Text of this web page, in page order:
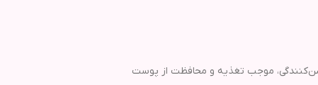
موجب تغذیه و محافظت از پوست